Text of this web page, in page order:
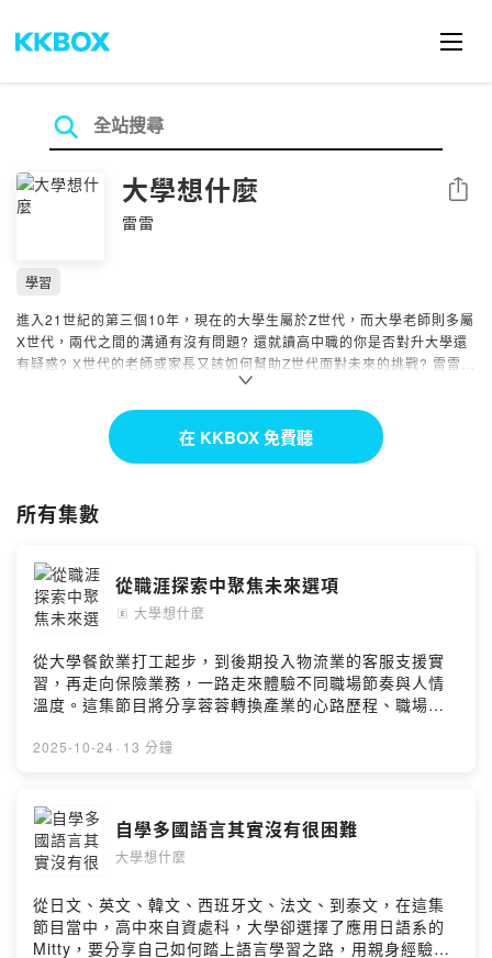
大學想什麼
雷雷
分享
學習
進入21世紀的第三個10年，現在的大學生屬於Z世代，而大學老師則多屬
X世代，兩代之間的溝通有沒有問題? 還就讀高中職的你是否對升大學還
有疑惑? X世代的老師或家長又該如何幫助Z世代面對未來的挑戰? 雷雷將
帶您探索，現在的大學生和老師都在想什麼!?
Powered by Firstory Hosting在 KKBOX 免費聽
所有集數
從職涯探索中聚焦未來選項
🄴 大學想什麼
從大學餐飲業打工起步，到後期投入物流業的客服支援實
習，再走向保險業務，一路走來體驗不同職場節奏與人情
溫度。這集節目將分享蓉蓉轉換產業的心路歷程、職場成
員，支持節目： https://what-u-think.firstory.io/join留言
62qm/commentsPowered by Firstory Hosting
2025-10-24 · 13 分鐘
自學多國語言其實沒有很困難
大學想什麼
從日文、英文、韓文、西班牙文、法文、到泰文，在這集
節目當中，高中來自資處科，大學卻選擇了應用日語系的
Mitty，要分享自己如何踏上語言學習之路，用親身經驗告